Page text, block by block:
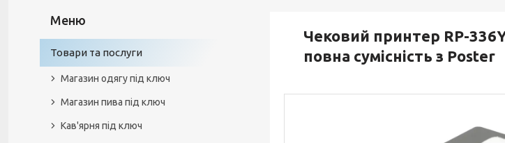
Чековий принтер RP-
повна сумісність з Poster
Товари та послуги
Магазин одягу під ключ
Магазин пива під ключ
Кав'ярня під ключ